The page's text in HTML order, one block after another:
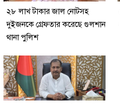
২৮ লাখ টাকার জাল নোটসহ
দুইজনকে গ্রেফতার করেছে গুলশান
থানা পুলিশ